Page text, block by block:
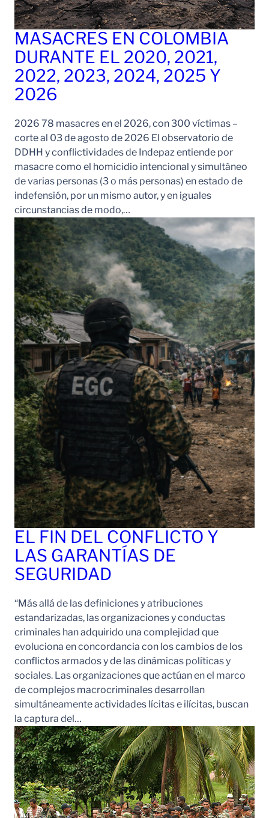
MASACRES EN COLOMBIA
DURANTE EL 2020, 2021,
2022, 2023, 2024, 2025 Y
2026
2026 78 masacres en el 2026, con 300 víctimas –
corte al 03 de agosto de 2026 El observatorio de
DDHH y conflictividades de Indepaz entiende por
masacre como el homicidio intencional y simultáneo
de varias personas (3 o más personas) en estado de
indefensión, por un mismo autor, y en iguales
circunstancias de modo,…
EL FIN DEL CONFLICTO Y
LAS GARANTÍAS DE
SEGURIDAD
“Más allá de las definiciones y atribuciones
estandarizadas, las organizaciones y conductas
criminales han adquirido una complejidad que
evoluciona en concordancia con los cambios de los
conflictos armados y de las dinámicas políticas y
sociales. Las organizaciones que actúan en el marco
de complejos macrocriminales desarrollan
simultáneamente actividades lícitas e ilícitas, buscan
la captura del…